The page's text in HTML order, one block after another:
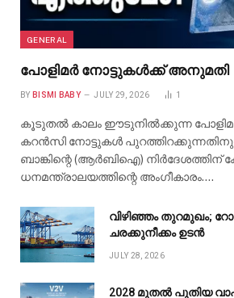
GENERAL
പോളിമർ നോട്ടുകൾക്ക് അനുമതി
BY BISMI BABY JULY 29, 2026 1
കൂടുതൽ കാലം ഈടുനിൽക്കുന്ന പോളിമർ
കറൻസി നോട്ടുകൾ
ബാങ്കിന്റെ (ആർബിഐ) നിർദേശത്തിന്
ധനമന്ത്രാലയത്തിന്റെ അംഗീകാരം.…
വിഴിഞ്ഞം തുറമുഖം;
ചരക്കുനീക്കം ഉടൻ
JULY 28, 2026
2028 മുതൽ പുതിയ